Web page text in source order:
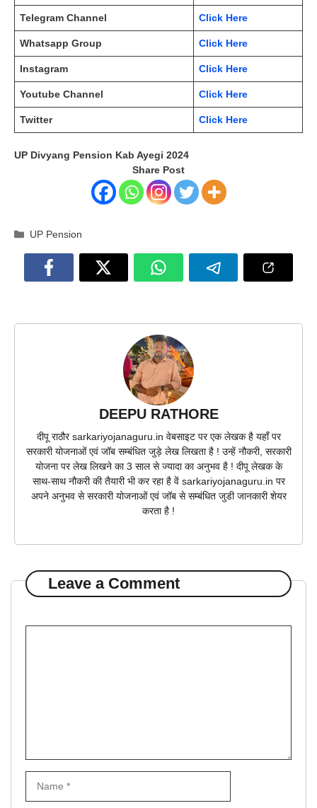
Telegram Channel Click Here
Whatsapp Group Click Here
Instagram Click Here
Youtube Channel Click Here
Twitter Click Here
UP Divyang Pension Kab Ayegi 2024
Share Post
Categories
UP Pension
DEEPU RATHORE
दीपू राठौर sarkariyojanaguru.in वेबसाइट पर एक लेखक है यहाँ पर
सरकारी योजनाओं एवं जॉब सम्बंधित जुड़े लेख लिखता है ! उन्हें नौकरी, सरकारी
योजना पर लेख लिखने का 3 साल से ज्यादा का अनुभव है ! दीपू लेखक के
साथ-साथ नौकरी की तैयारी भी कर रहा है वें sarkariyojanaguru.in पर
अपने अनुभव से सरकारी योजनाओं एवं जॉब से सम्बंधित जुडी जानकारी शेयर
करता है !
Leave a Comment